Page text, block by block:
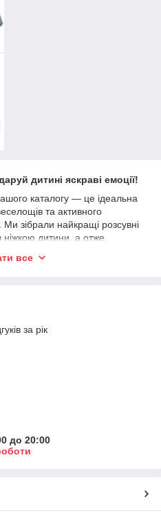
дитині яскраві емоції!
каталогу — це ідеальна
та активного
Ми зібрали найкращі розсувні
ніжкою дитини, а отже,
турботою про
хвилин катання. Яскравий
ціною та подаруй дитині
все
за рік
до 20:00